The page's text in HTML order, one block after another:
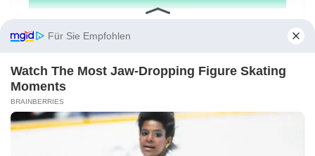
Aktien ATX DAX EuroStoxx 50 Dow Jones NASDAQ 100 Nikkei 225
Weitere Aktien:
Osaka Gas Internet Initiative Japan Cathay Pacific Airways
Australia Bank
Für Sie Empfohlen
Watch The Most Jaw‑Dropping Figure Skating
Moments
BRAINBERRIES